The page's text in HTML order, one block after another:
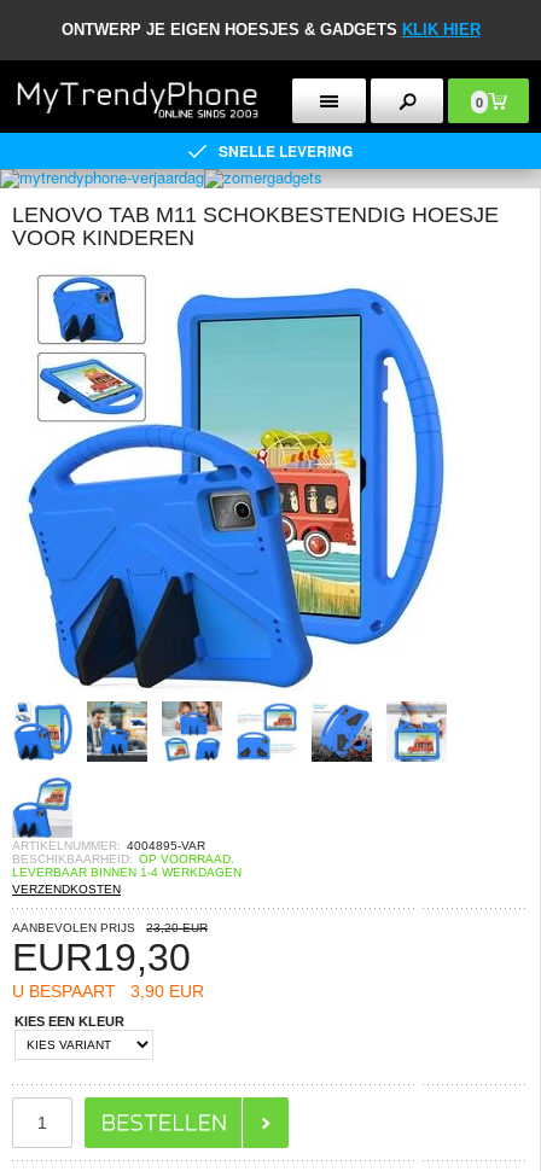
ONTWERP JE EIGEN HOESJES & GADGETS KLIK HIER
0
SNELLE LEVERING
LENOVO TAB M11 SCHOKBESTENDIG HOESJE
VOOR KINDEREN
ARTIKELNUMMER: 4004895-VAR
BESCHIKBAARHEID: OP VOORRAAD.
LEVERBAAR BINNEN 1-4 WERKDAGEN
VERZENDKOSTEN
AANBEVOLEN PRIJS 23,20 EUR
EUR19,30
U BESPAART 3,90 EUR
KIES EEN KLEUR